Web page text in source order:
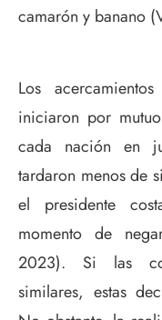
camarón y banano
Los
iniciaron por
cada nación en
tardaron menos de
el presidente
momento de
2023). Si las
similares, estas